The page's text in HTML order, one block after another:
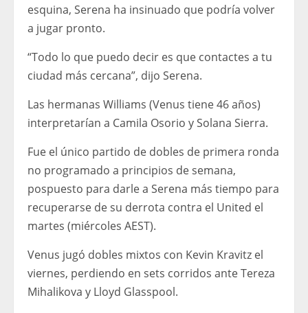
esquina, Serena ha insinuado que podría volver
a jugar pronto.
“Todo lo que puedo decir es que contactes a tu
ciudad más cercana”, dijo Serena.
Las hermanas Williams (Venus tiene 46 años)
interpretarían a Camila Osorio y Solana Sierra.
Fue el único partido de dobles de primera ronda
no programado a principios de semana,
pospuesto para darle a Serena más tiempo para
recuperarse de su derrota contra el United el
martes (miércoles AEST).
Venus jugó dobles mixtos con Kevin Kravitz el
viernes, perdiendo en sets corridos ante Tereza
Mihalikova y Lloyd Glasspool.